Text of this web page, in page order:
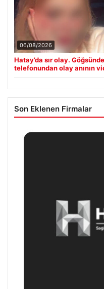
06/08/2026
Hatay’da sır olay.
telefonundan olay anının
Son Eklenen Firmalar